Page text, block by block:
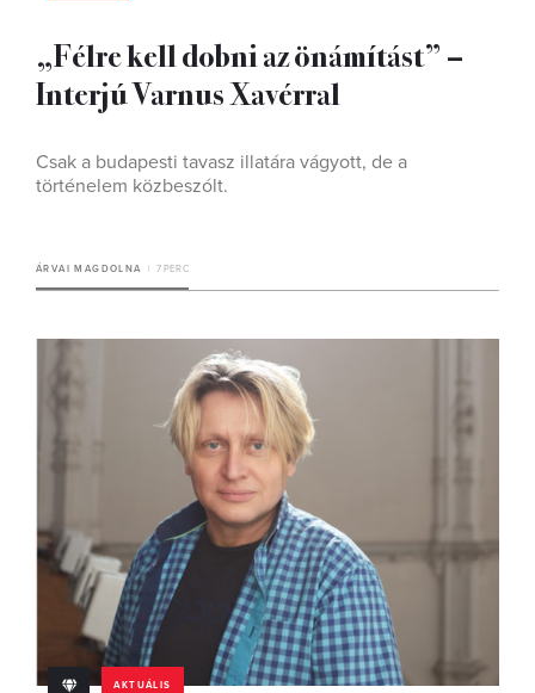
„Félre kell dobni az önámítást” –
Interjú Varnus Xavérral
Csak a budapesti tavasz illatára vágyott, de a
történelem közbeszólt.
ÁRVAI MAGDOLNA 7 PERC
AKTUÁLIS